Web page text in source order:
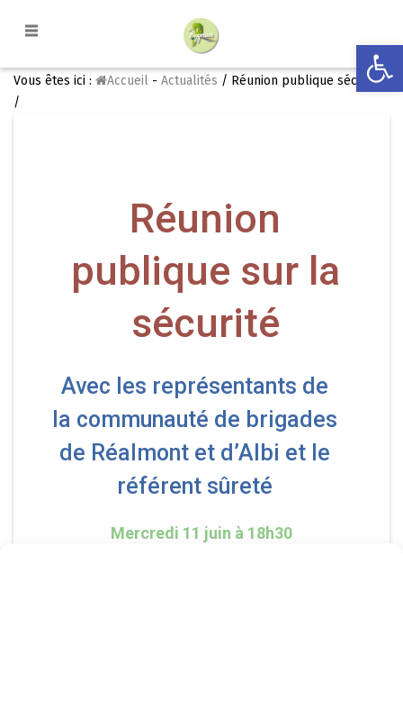
Ouvrir
Vous êtes ici : Accueil - Actualités / Réunion publique sécurité
/
Réunion
publique sur la
sécurité
Avec les représentants de
la communauté de brigades
de Réalmont et d’Albi et le
référent sûreté
Mercredi 11 juin à 18h30